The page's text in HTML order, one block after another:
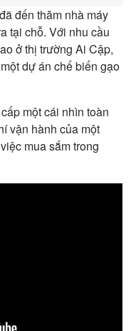
đến thăm nhà máy
tại chỗ. Với nhu cầu
ở thị trường Ai Cập,
dự án chế biến gạo
một cái nhìn toàn
vận hành của một
mua sắm trong